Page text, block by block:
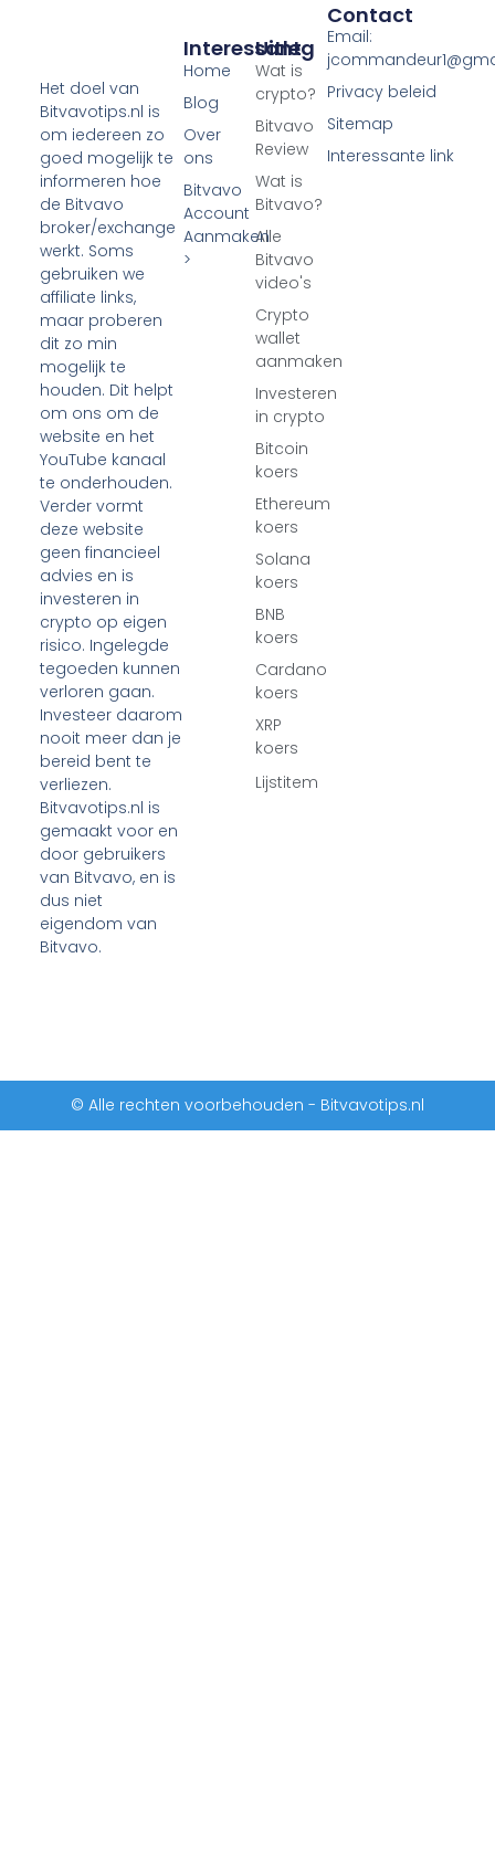
Het doel van
Bitvavotips.nl is
om iedereen zo
goed mogelijk te
informeren hoe
de Bitvavo
broker/exchange
werkt. Soms
gebruiken we
affiliate links,
maar proberen
dit zo min
mogelijk te
houden. Dit helpt
om ons om de
website en het
YouTube kanaal
te onderhouden.
Verder vormt
deze website
geen financieel
advies en is
investeren in
crypto op eigen
risico. Ingelegde
tegoeden kunnen
verloren gaan.
Investeer daarom
nooit meer dan je
bereid bent te
verliezen.
Bitvavotips.nl is
gemaakt voor en
door gebruikers
van Bitvavo, en is
dus niet
eigendom van
Bitvavo.
Uitleg
Wat is
crypto?
Bitvavo
Review
Wat is
Bitvavo?
Alle
Bitvavo
video's
Crypto
wallet
aanmaken
Investeren
in crypto
Bitcoin
koers
Ethereum
koers
Solana
koers
BNB
koers
Cardano
koers
XRP
koers
Lijstitem
Interessant
Home
Blog
Over
ons
Bitvavo
Account
Aanmaken
>
Contact
Email:
Privacy beleid
Sitemap
Interessante link
© Alle rechten voorbehouden - Bitvavotips.nl